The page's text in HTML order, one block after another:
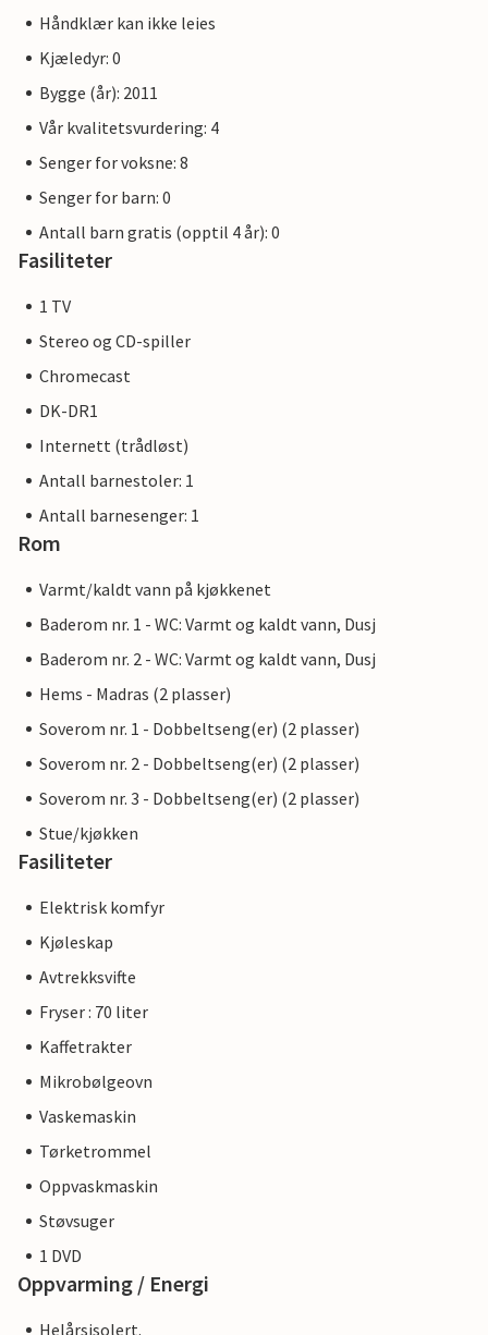
Håndklær kan ikke leies
Kjæledyr: 0
Bygge (år): 2011
Vår kvalitetsvurdering: 4
Senger for voksne: 8
Senger for barn: 0
Antall barn gratis (opptil 4 år): 0
Fasiliteter
1 TV
Stereo og CD-spiller
Chromecast
DK-DR1
Internett (trådløst)
Antall barnestoler: 1
Antall barnesenger: 1
Rom
Varmt/kaldt vann på kjøkkenet
Baderom nr. 1 - WC: Varmt og kaldt vann, Dusj
Baderom nr. 2 - WC: Varmt og kaldt vann, Dusj
Hems - Madras (2 plasser)
Soverom nr. 1 - Dobbeltseng(er) (2 plasser)
Soverom nr. 2 - Dobbeltseng(er) (2 plasser)
Soverom nr. 3 - Dobbeltseng(er) (2 plasser)
Stue/kjøkken
Fasiliteter
Elektrisk komfyr
Kjøleskap
Avtrekksvifte
Fryser : 70 liter
Kaffetrakter
Mikrobølgeovn
Vaskemaskin
Tørketrommel
Oppvaskmaskin
Støvsuger
1 DVD
Oppvarming / Energi
Helårsisolert.